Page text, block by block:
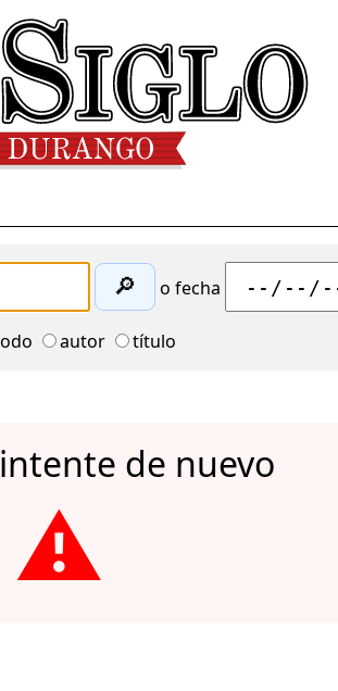
🔎 o fecha
autor título
de nuevo
⚠️